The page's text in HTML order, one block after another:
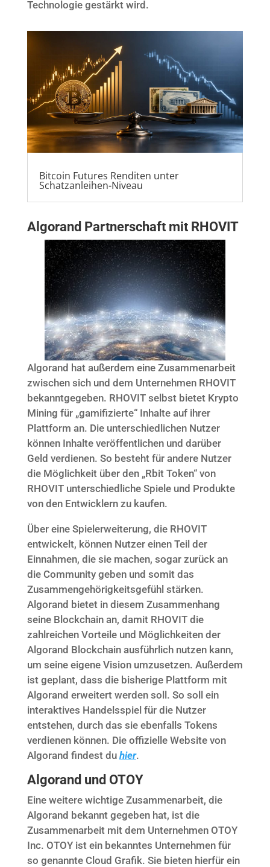
Technologie gestärkt wird.
Bitcoin Futures Renditen unter
Schatzanleihen-Niveau
Algorand Partnerschaft mit RHOVIT
Algorand hat außerdem eine Zusammenarbeit
zwischen sich und dem Unternehmen RHOVIT
bekanntgegeben. RHOVIT selbst bietet Krypto
Mining für „gamifizierte“ Inhalte auf ihrer
Plattform an. Die unterschiedlichen Nutzer
können Inhalte veröffentlichen und darüber
Geld verdienen. So besteht für andere Nutzer
die Möglichkeit über den „Rbit Token“ von
RHOVIT unterschiedliche Spiele und Produkte
von den Entwicklern zu kaufen.
Über eine Spielerweiterung, die RHOVIT
entwickelt, können Nutzer einen Teil der
Einnahmen, die sie machen, sogar zurück an
die Community geben und somit das
Zusammengehörigkeitsgefühl stärken.
Algorand bietet in diesem Zusammenhang
seine Blockchain an, damit RHOVIT die
zahlreichen Vorteile und Möglichkeiten der
Algorand Blockchain ausführlich nutzen kann,
um seine eigene Vision umzusetzen. Außerdem
ist geplant, dass die bisherige Plattform mit
Algorand erweitert werden soll. So soll ein
interaktives Handelsspiel für die Nutzer
entstehen, durch das sie ebenfalls Tokens
verdienen können. Die offizielle Website von
Algorand findest du hier.
Algorand und OTOY
Eine weitere wichtige Zusammenarbeit, die
Algorand bekannt gegeben hat, ist die
Zusammenarbeit mit dem Unternehmen OTOY
Inc. OTOY ist ein bekanntes Unternehmen für
so genannte Cloud Grafik. Sie bieten hierfür ein